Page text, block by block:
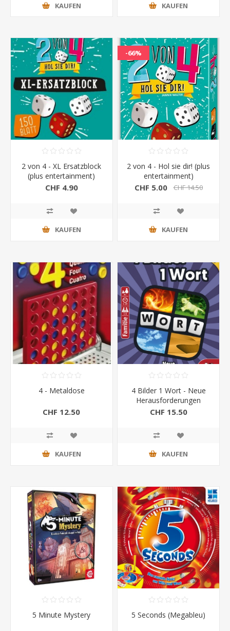
KAUFEN KAUFEN
2 von 4 - XL Ersatzblock
(plus entertainment)
CHF 4.90
KAUFEN
-66%
2 von 4 - Hol sie dir! (plus
entertainment)
CHF 5.00 CHF 14.50
KAUFEN
4 - Metaldose
CHF 12.50
KAUFEN
4 Bilder 1 Wort - Neue
Herausforderungen
CHF 15.50
KAUFEN
5 Minute Mystery 5 Seconds (Megableu)